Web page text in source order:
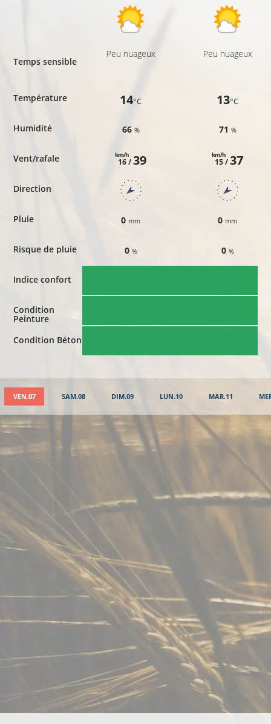
Temps sensible
Température
Humidité
Vent/rafale
Direction
Pluie
Risque de pluie
Indice confort
Condition
Peinture
Condition Béton
Peu nuageux
14°C
66 %
16 /
km/h 39
0 mm
0 %
Peu nuageux
13°C
71 %
15 /
km/h 37
0 mm
0 %
VEN.07 SAM.08 DIM.09 LUN.10 MAR.11